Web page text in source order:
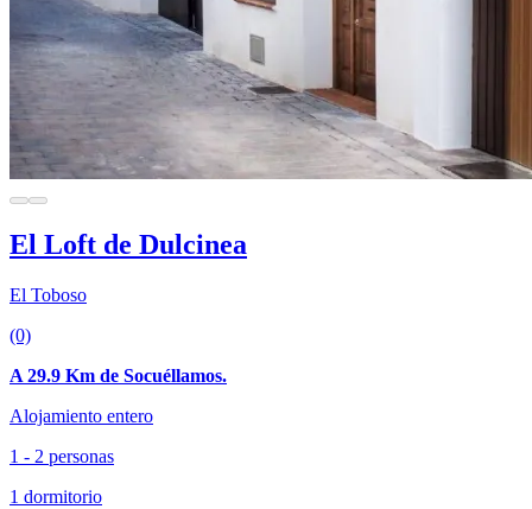
El Loft de Dulcinea
El Toboso
(0)
A 29.9 Km de Socuéllamos.
Alojamiento entero
1 - 2 personas
1 dormitorio